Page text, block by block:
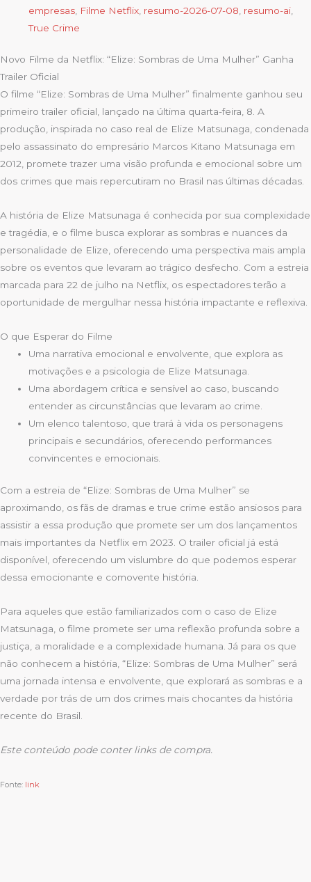
empresas Filme Netflix resumo-2026-07-08 resumo-ai
True Crime
Novo Filme da Netflix: “Elize: Sombras de Uma Mulher” Ganha
Trailer Oficial
O filme “Elize: Sombras de Uma Mulher” finalmente ganhou seu
primeiro trailer oficial, lançado na última quarta-feira, 8. A
produção, inspirada no caso real de Elize Matsunaga, condenada
pelo assassinato do empresário Marcos Kitano Matsunaga em
2012, promete trazer uma visão profunda e emocional sobre um
dos crimes que mais repercutiram no Brasil nas últimas décadas.
A história de Elize Matsunaga é conhecida por sua complexidade
e tragédia, e o filme busca explorar as sombras e nuances da
personalidade de Elize, oferecendo uma perspectiva mais ampla
sobre os eventos que levaram ao trágico desfecho. Com a estreia
marcada para 22 de julho na Netflix, os espectadores terão a
oportunidade de mergulhar nessa história impactante e reflexiva.
O que Esperar do Filme
Uma narrativa emocional e envolvente, que explora as
motivações e a psicologia de Elize Matsunaga.
Uma abordagem crítica e sensível ao caso, buscando
entender as circunstâncias que levaram ao crime.
Um elenco talentoso, que trará à vida os personagens
principais e secundários, oferecendo performances
convincentes e emocionais.
Com a estreia de “Elize: Sombras de Uma Mulher” se
aproximando, os fãs de dramas e true crime estão ansiosos para
assistir a essa produção que promete ser um dos lançamentos
mais importantes da Netflix em 2023. O trailer oficial já está
disponível, oferecendo um vislumbre do que podemos esperar
dessa emocionante e comovente história.
Para aqueles que estão familiarizados com o caso de Elize
Matsunaga, o filme promete ser uma reflexão profunda sobre a
justiça, a moralidade e a complexidade humana. Já para os que
não conhecem a história, “Elize: Sombras de Uma Mulher” será
uma jornada intensa e envolvente, que explorará as sombras e a
verdade por trás de um dos crimes mais chocantes da história
recente do Brasil.
Este conteúdo pode conter links de compra.
Fonte: link